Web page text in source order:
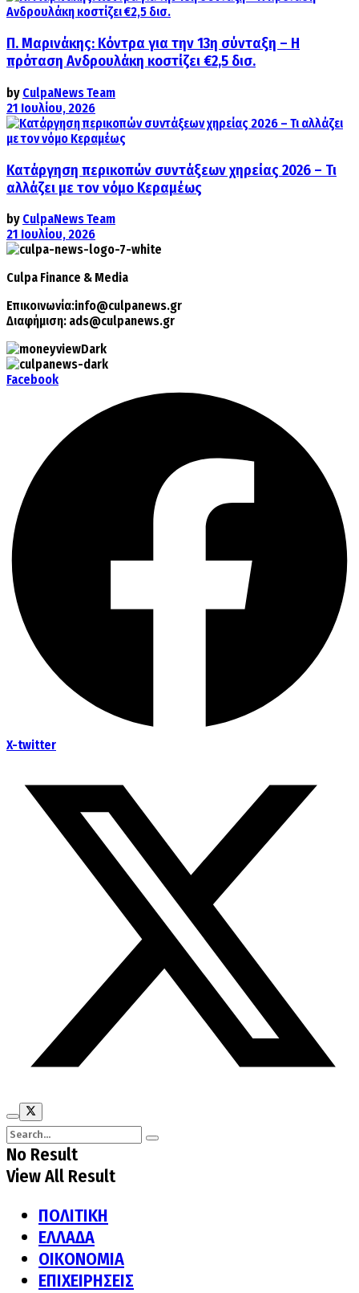
Π. Μαρινάκης: Κόντρα για την 13η σύνταξη – Η
πρόταση Ανδρουλάκη κοστίζει €2,5 δισ.
by CulpaNews Team
21 Ιουλίου, 2026
Κατάργηση περικοπών συντάξεων χηρείας 2026 – Τι
αλλάζει με τον νόμο Κεραμέως
by CulpaNews Team
21 Ιουλίου, 2026
Culpa Finance & Media
Επικοινωνία:info@culpanews.gr
Διαφήμιση: ads@culpanews.gr
Facebook
X-twitter
No Result
View All Result
ΠΟΛΙΤΙΚΗ
ΕΛΛΑΔΑ
ΟΙΚΟΝΟΜΙΑ
ΕΠΙΧΕΙΡΗΣΕΙΣ